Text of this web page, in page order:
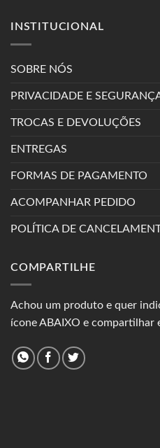
INSTITUCIONAL
SOBRE NÓS
PRIVACIDADE E
TROCAS E DEVOLUÇÕES
ENTREGAS
FORMAS DE PAGAMENTO
ACOMPANHAR PEDIDO
POLÍTICA DE
COMPARTILHE
Achou um produto e quer
ícone ABAIXO e compartilhar